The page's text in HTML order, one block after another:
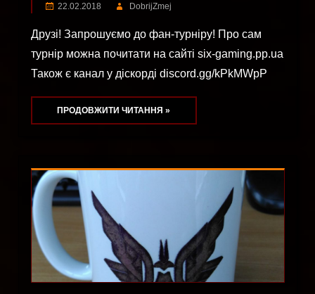
22.02.2018 DobrijZmej
Друзі! Запрошуємо до фан-турніру! Про сам
турнір можна почитати на сайті six-gaming.pp.ua
Також є канал у діскорді discord.gg/kPkMWpP
ПРОДОВЖИТИ ЧИТАННЯ »